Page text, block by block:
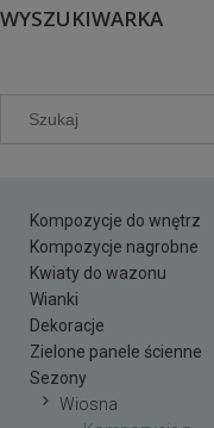
WYSZUKIWARKA
Kompozycje do wnętrz
Kompozycje nagrobne
Kwiaty do wazonu
Wianki
Dekoracje
Zielone panele ścienne
Sezony
Wiosna